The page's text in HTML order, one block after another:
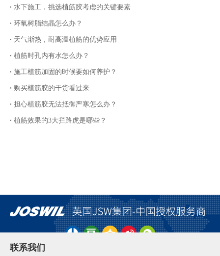
水下施工，挑选植筋胶考虑的关键要素
环氧树脂结晶怎么办？
天气渐热，耐高温植筋的优势应用
植筋时孔内有水怎么办？
施工植筋加固的时候要如何养护？
购买植筋胶的干货看过来
担心植筋胶无法抵御严寒怎么办？
植筋效果的3大拦路虎是哪些？
联系我们